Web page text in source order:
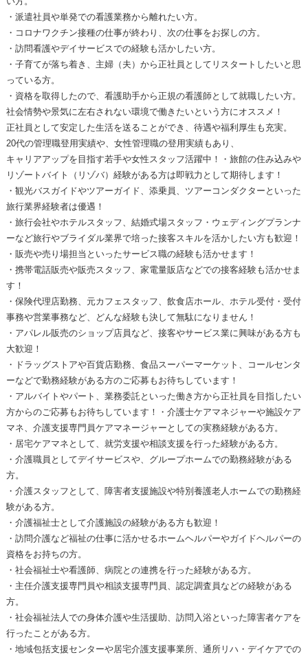
・派遣社員や単発での看護業務から離れたい方。
・コロナワクチン接種の仕事が終わり、次の仕事をお探しの方。
・訪問看護やデイサービスでの経験も活かしたい方。
・子育てが落ち着き、主婦（夫）から正社員としてリスタートしたいと思
っている方。
・資格を取得したので、看護助手から正規の看護師として就職したい方。
社会情勢や景気に左右されない環境で働きたいという方にオススメ！
正社員として安定した生活を送ることができ、待遇や福利厚生も充実。
20代の管理職登用実績や、女性管理職の登用実績もあり、
キャリアアップを目指す若手や女性スタッフ活躍中！・旅館の住み込みや
リゾートバイト（リゾバ）経験がある方は即戦力として期待します！
・観光バスガイドやツアーガイド、添乗員、ツアーコンダクターといった
旅行業界経験者は優遇！
・旅行会社やホテルスタッフ、結婚式場スタッフ・ウェディングプランナ
ーなど旅行やブライダル業界で培った接客スキルを活かしたい方も歓迎！
・販売や売り場担当といったサービス職の経験も活かせます！
・携帯電話販売や販売スタッフ、家電量販店などでの接客経験も活かせま
す！
・保険代理店勤務、元カフェスタッフ、飲食店ホール、ホテル受付・受付
事務や営業事務など、どんな経験も決して無駄になりません！
・アパレル販売のショップ店員など、接客やサービス業に興味がある方も
大歓迎！
・ドラッグストアや百貨店勤務、食品スーパーマーケット、コールセンタ
ーなどで勤務経験がある方のご応募もお待ちしています！
・アルバイトやパート、業務委託といった働き方から正社員を目指したい
方からのご応募もお待ちしています！・介護士ケアマネジャーや施設ケア
マネ、介護支援専門員ケアマネージャーとしての実務経験がある方。
・居宅ケアマネとして、就労支援や相談支援を行った経験がある方。
・介護職員としてデイサービスや、グループホームでの勤務経験がある
方。
・介護スタッフとして、障害者支援施設や特別養護老人ホームでの勤務経
験がある方。
・介護福祉士として介護施設の経験がある方も歓迎！
・訪問介護など福祉の仕事に活かせるホームヘルパーやガイドヘルパーの
資格をお持ちの方。
・社会福祉士や看護師、病院との連携を行った経験がある方。
・主任介護支援専門員や相談支援専門員、認定調査員などの経験がある
方。
・社会福祉法人での身体介護や生活援助、訪問入浴といった障害者ケアを
行ったことがある方。
・地域包括支援センターや居宅介護支援事業所、通所リハ・デイケアでの